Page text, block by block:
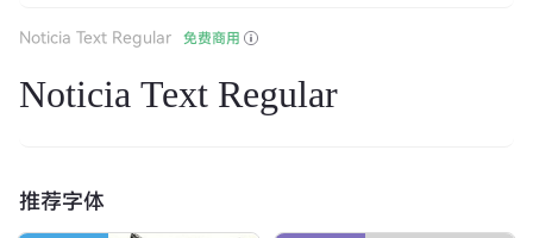
Noticia Text Regular 免费商用
Noticia Text Regular
推荐字体